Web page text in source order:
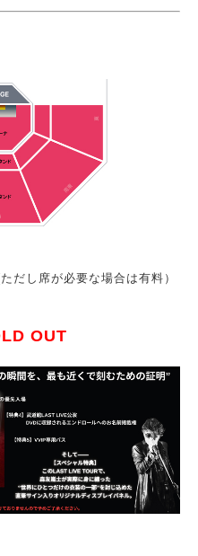
だし席が必要な場合は有料）
OUT